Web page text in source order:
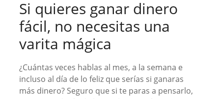
Si quieres ganar dinero
fácil, no necesitas una
varita mágica
¿Cuántas veces hablas al mes, a la semana e
incluso al día de lo feliz que serías si ganaras
más dinero? Seguro que si te paras a pensarlo,